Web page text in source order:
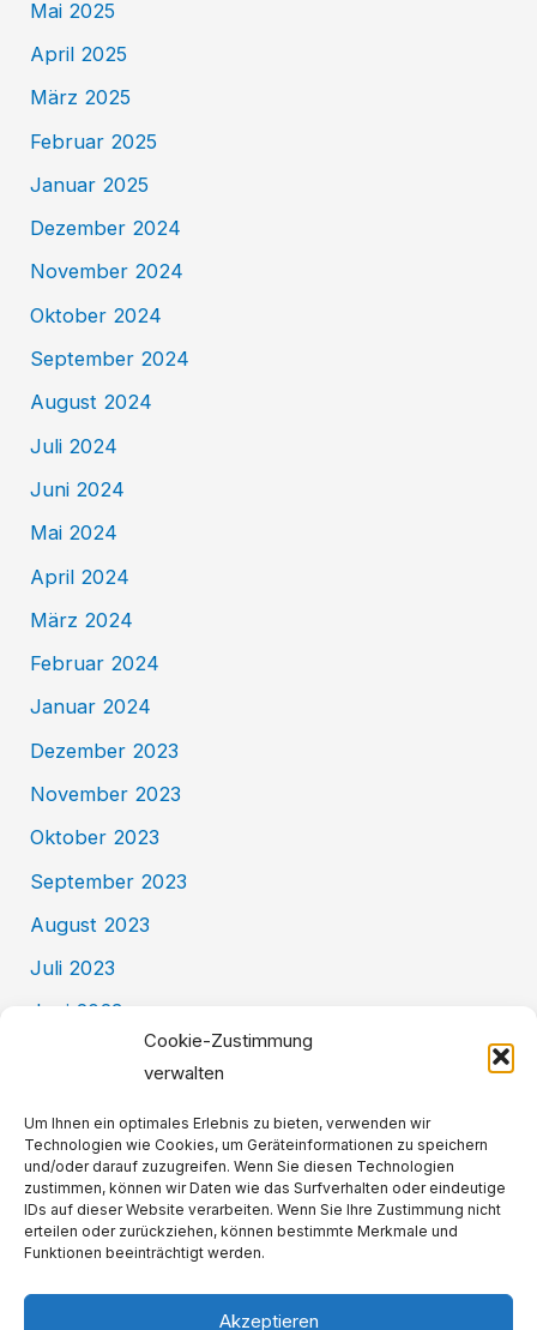
Cookie-Zustimmung
verwalten
Um Ihnen ein optimales Erlebnis zu bieten, verwenden wir
Technologien wie Cookies, um Geräteinformationen zu speichern
und/oder darauf zuzugreifen. Wenn Sie diesen Technologien
zustimmen, können wir Daten wie das Surfverhalten oder eindeutige
IDs auf dieser Website verarbeiten. Wenn Sie Ihre Zustimmung nicht
erteilen oder zurückziehen, können bestimmte Merkmale und
Funktionen beeinträchtigt werden.
Akzeptieren
Mai 2025
April 2025
März 2025
Februar 2025
Januar 2025
Dezember 2024
November 2024
Oktober 2024
September 2024
August 2024
Juli 2024
Juni 2024
Mai 2024
April 2024
März 2024
Februar 2024
Januar 2024
Dezember 2023
November 2023
Oktober 2023
September 2023
August 2023
Juli 2023
Juni 2023
Kategorien
Allgemein
BackKultur